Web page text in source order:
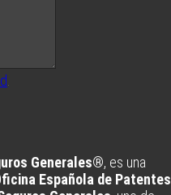
Generales®, es una
Española de Patentes